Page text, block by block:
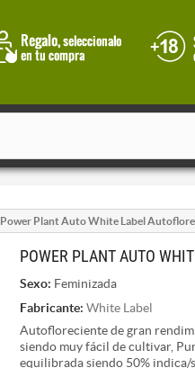
Power Plant Auto White Label
POWER PLANT AUTO
Sexo: Feminizada
Fabricante: White Label
Autofloreciente de gran
siendo muy fácil de cultivar,
equilibrada siendo 50% indica/